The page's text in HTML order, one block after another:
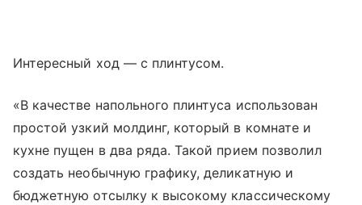
Интересный ход — с плинтусом.
«В качестве напольного плинтуса использован
простой узкий молдинг, который в комнате и
кухне пущен в два ряда. Такой прием позволил
создать необычную графику, деликатную и
бюджетную отсылку к высокому классическому